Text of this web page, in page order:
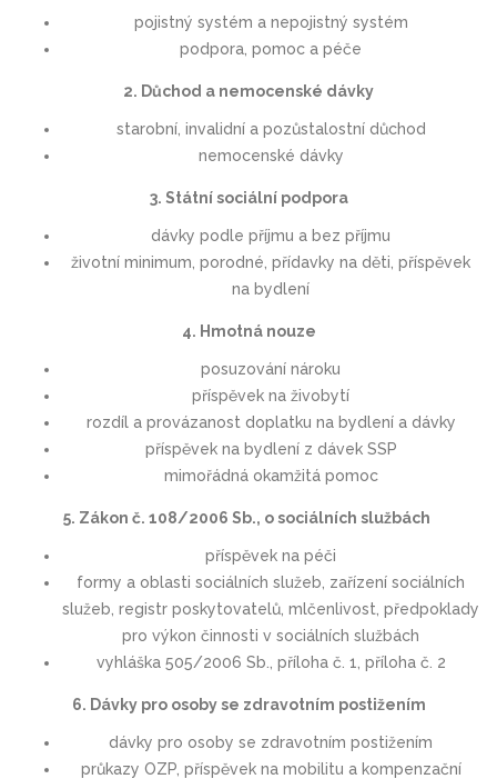
pojistný systém a nepojistný systém
podpora, pomoc a péče
2. Důchod a nemocenské dávky
starobní, invalidní a pozůstalostní důchod
nemocenské dávky
3. Státní sociální podpora
dávky podle příjmu a bez příjmu
životní minimum, porodné, přídavky na děti, příspěvek
na bydlení
4. Hmotná nouze
posuzování nároku
příspěvek na živobytí
rozdíl a provázanost doplatku na bydlení a dávky
příspěvek na bydlení z dávek SSP
mimořádná okamžitá pomoc
5. Zákon č. 108/2006 Sb., o sociálních službách
příspěvek na péči
formy a oblasti sociálních služeb, zařízení sociálních
služeb, registr poskytovatelů, mlčenlivost, předpoklady
pro výkon činnosti v sociálních službách
vyhláška 505/2006 Sb., příloha č. 1, příloha č. 2
6. Dávky pro osoby se zdravotním postižením
dávky pro osoby se zdravotním postižením
průkazy OZP, příspěvek na mobilitu a kompenzační